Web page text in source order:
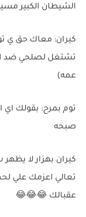
الشيطان الكبير
كيران: معاك حق ي
تشتغل لصلحي ضد
عمه)
توم بمرح: بقولك اي
صبحه
كيران بهزار لا
تعالي اعزمك علي
عقبالك 😂😂😂